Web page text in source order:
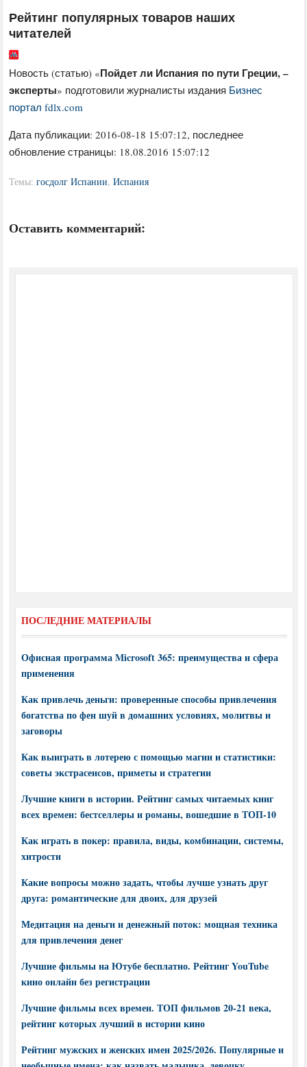
Рейтинг популярных товаров наших
читателей
Новость (статью) «Пойдет ли Испания по пути Греции, –
эксперты» подготовили журналисты издания Бизнес
портал fdlx.com
Дата публикации:2016-08-18 15:07:12, последнее
обновление страницы: 18.08.2016 15:07:12
Темы:госдолг Испании,Испания
Оставить комментарий:
ПОСЛЕДНИЕ МАТЕРИАЛЫ
Офисная программа Microsoft 365: преимущества и сфера
применения
Как привлечь деньги: проверенные способы привлечения
богатства по фен шуй в домашних условиях, молитвы и
заговоры
Как выиграть в лотерею с помощью магии и статистики:
советы экстрасенсов, приметы и стратегии
Лучшие книги в истории. Рейтинг самых читаемых книг
всех времен: бестселлеры и романы, вошедшие в ТОП-10
Как играть в покер: правила, виды, комбинации, системы,
хитрости
Какие вопросы можно задать, чтобы лучше узнать друг
друга: романтические для двоих, для друзей
Медитация на деньги и денежный поток: мощная техника
для привлечения денег
Лучшие фильмы на Ютубе бесплатно. Рейтинг YouTube
кино онлайн без регистрации
Лучшие фильмы всех времен. ТОП фильмов 20-21 века,
рейтинг которых лучший в истории кино
Рейтинг мужских и женских имен 2025/2026. Популярные и